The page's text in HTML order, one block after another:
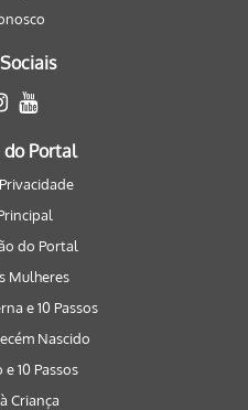
Portal
do Portal
Mulheres
e 10 Passos
Nascido
10 Passos
Criança